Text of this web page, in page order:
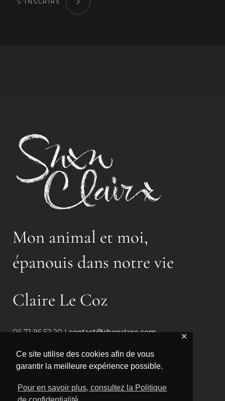
Ce site utilise des cookies afin de vous
garantir la meilleure expérience possible.
Pour en savoir plus, consultez la Politique
✕
S'INSCRIRE
Mon animal et moi,
épanouis dans notre vie
Claire Le Coz
06 71 96 52 20 | contact@shenclaire.com